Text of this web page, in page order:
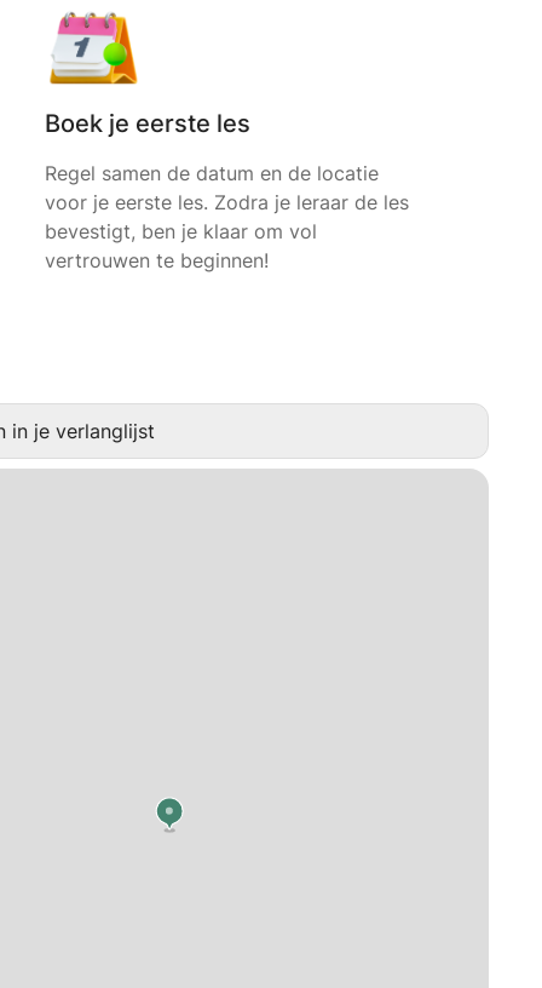
Boek je eerste les
Regel samen de datum en de locatie
voor je eerste les. Zodra je leraar de les
bevestigt, ben je klaar om vol
vertrouwen te beginnen!
in je verlanglijst